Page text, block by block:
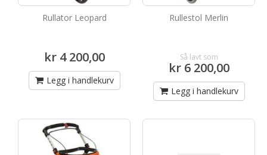
Rullator Leopard
kr 4 200,00
Legg i handlekurv
Rullestol Merlin
Så lavt som
kr 6 200,00
Legg i handlekurv